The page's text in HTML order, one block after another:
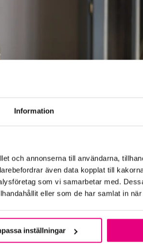
Information
och annonserna till användarna,
även data kopplat till
som vi samarbetar med.
eller som de har samlat in
inställningar